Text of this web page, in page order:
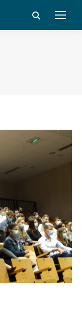
Search: